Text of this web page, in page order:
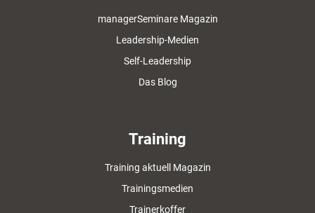
managerSeminare Magazin
Leadership-Medien
Self-Leadership
Das Blog
Training
Training aktuell Magazin
Trainingsmedien
Trainerkoffer